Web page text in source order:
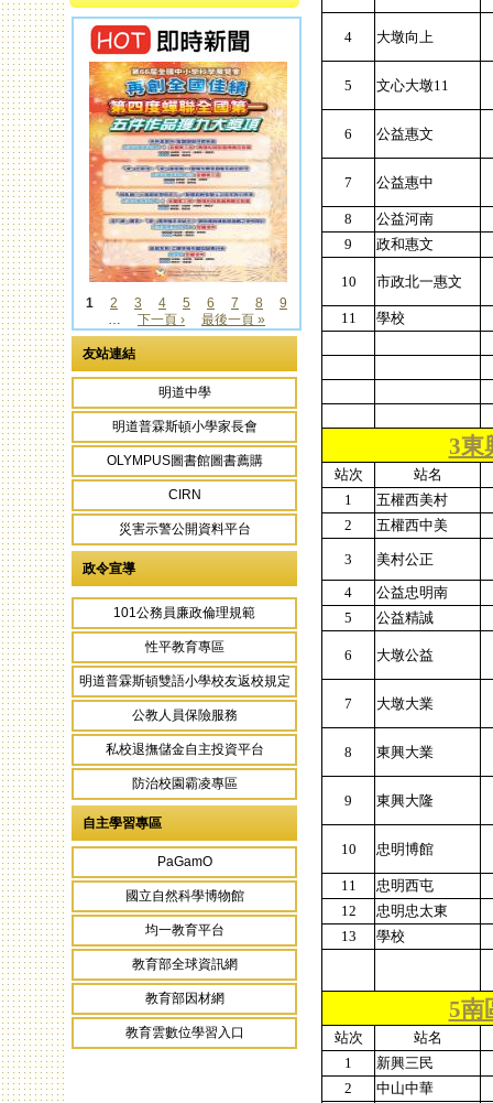
頁面
1 2 3 4 5 6 7 8
9
…
下一頁 › 最後一頁 »
友站連結
明道中學
明道普霖斯頓小學家長會
OLYMPUS圖書館圖書薦購
CIRN
災害示警公開資料平台
政令宣導
101公務員廉政倫理規範
性平教育專區
明道普霖斯頓雙語小學校友返校規定
公教人員保險服務
私校退撫儲金自主投資平台
防治校園霸凌專區
自主學習專區
PaGamO
國立自然科學博物館
均一教育平台
教育部全球資訊網
教育部因材網
教育雲數位學習入口
4 大墩向上
5 文心大墩11
6 公益惠文
7 公益惠中
8
公益河南
9
政和惠文
10 市政北一惠文
11 學校
3東
站次
站名
1
五權西美村
2
五權西中美
3
美村公正
4
公益忠明南
5
公益精誠
6 大墩公益
7 大墩大業
8 東興大業
9 東興大隆
10 忠明博館
11
忠明西屯
12
忠明忠太東
13
學校
5南
站次
站名
1
新興三民
2
中山中華